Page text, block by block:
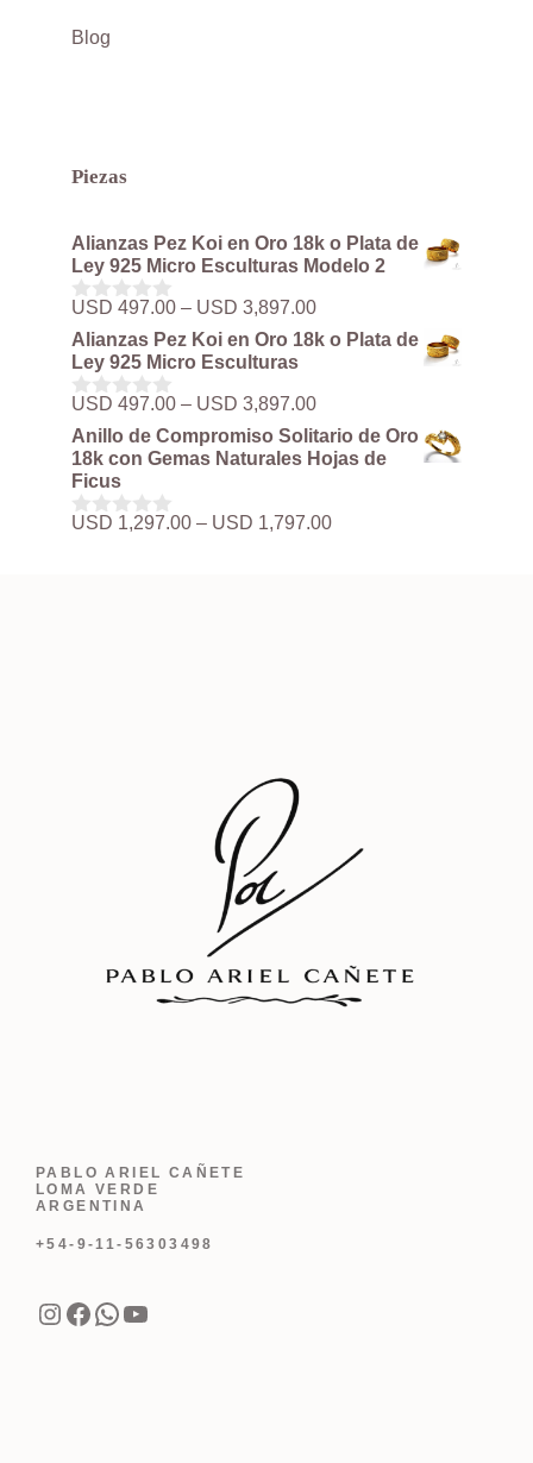
Blog
Piezas
Alianzas Pez Koi en Oro 18k o Plata de
Ley 925 Micro Esculturas Modelo 2
0
d
e
5
USD 497.00 – USD 3,897.00Rango
de
precios:
USD 497.00
USD 3,897.00
Alianzas Pez Koi en Oro 18k o Plata de
Ley 925 Micro Esculturas
0
d
e
5
USD 497.00 – USD 3,897.00Rango
de
precios:
desde
hasta
Anillo de Compromiso Solitario de Oro
18k con Gemas Naturales Hojas de
Ficus
0
USD 1,297.00 – USD 1,797.00Rango
PABLO ARIEL CAÑETE
LOMA VERDE
ARGENTINA
+54-9-11-56303498
Instagram
Facebook
WhatsApp
YouTube